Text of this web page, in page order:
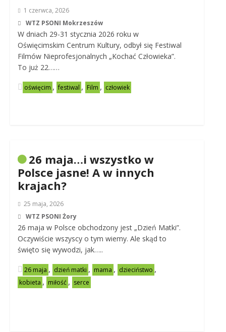
1 czerwca, 2026
WTZ PSONI Mokrzeszów
W dniach 29-31 stycznia 2026 roku w
Oświęcimskim Centrum Kultury, odbył się Festiwal
Filmów Nieprofesjonalnych „Kochać Człowieka”.
To już 22……
oświęcim , festiwal , Film , człowiek
26 maja…i wszystko w
Polsce jasne! A w innych
krajach?
25 maja, 2026
WTZ PSONI Żory
26 maja w Polsce obchodzony jest „Dzień Matki”.
Oczywiście wszyscy o tym wiemy. Ale skąd to
święto się wywodzi, jak…..
26 maja , dzień matki , mama , dzieciństwo ,
kobieta , miłość , serce